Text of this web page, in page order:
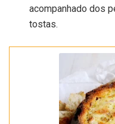
acompanhado dos
tostas.